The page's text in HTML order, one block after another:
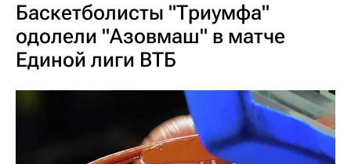
Баскетболисты "Триумфа"
одолели "Азовмаш" в матче
Единой лиги ВТБ